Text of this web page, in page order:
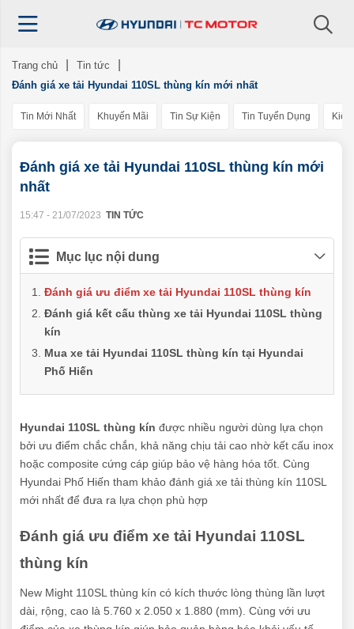
Trang chủ
Tin tức
Đánh giá xe tải Hyundai 110SL thùng kín mới nhất
Tin Mới Nhất Khuyến Mãi Tin Sự Kiện Tin Tuyển Dụng
Đánh giá xe tải Hyundai 110SL thùng kín mới
nhất
15:47 - 21/07/2023 TIN TỨC
Mục lục nội dung
Đánh giá ưu điểm xe tải Hyundai 110SL thùng kín
Đánh giá kết cấu thùng xe tải Hyundai 110SL thùng
kín
Mua xe tải Hyundai 110SL thùng kín tại Hyundai
Phố Hiến
Hyundai 110SL thùng kín được nhiều người dùng lựa chọn
bởi ưu điểm chắc chắn, khả năng chịu tải cao nhờ kết cấu inox
hoặc composite cứng cáp giúp bảo vệ hàng hóa tốt. Cùng
Hyundai Phố Hiến tham khảo đánh giá xe tải thùng kín 110SL
mới nhất để đưa ra lựa chọn phù hợp
Đánh giá ưu điểm xe tải Hyundai 110SL
thùng kín
New Might 110SL thùng kín có kích thước lòng thùng lần lượt
dài, rộng, cao là 5.760 x 2.050 x 1.880 (mm). Cùng với ưu